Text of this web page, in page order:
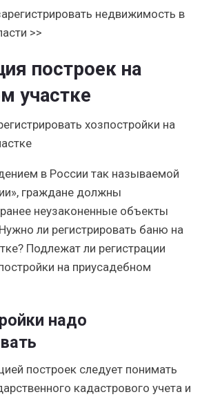
недвижимость в
>>
построек на
участке
в России так называемой
граждане должны
неузаконенные объекты
ли регистрировать баню на
Подлежат ли регистрации
на приусадебном
надо
построек следует понимать
кадастрового учета и